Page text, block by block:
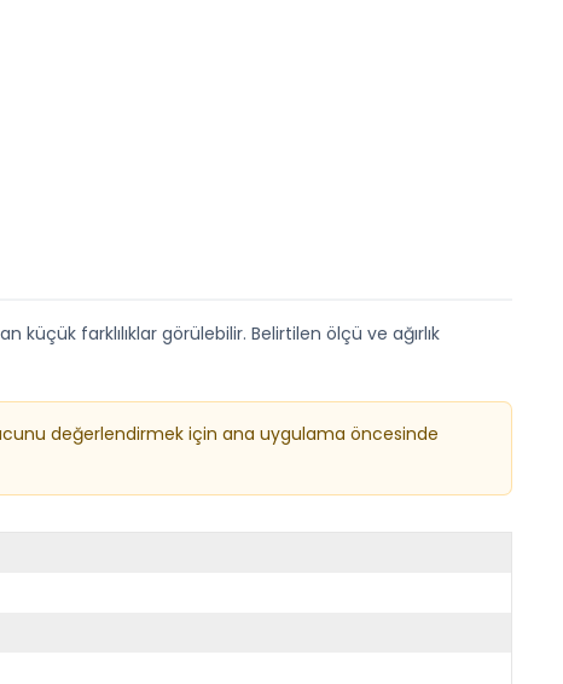
küçük farklılıklar görülebilir. Belirtilen ölçü ve ağırlık
değerlendirmek için ana uygulama öncesinde